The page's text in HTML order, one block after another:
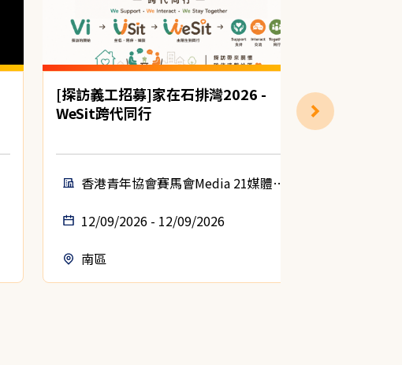
[探訪義工招募]家在石排灣2026 -
WeSit跨代同行
香港青年協會賽馬會Media 21媒體空
12/09/2026 - 12/09/2026
南區